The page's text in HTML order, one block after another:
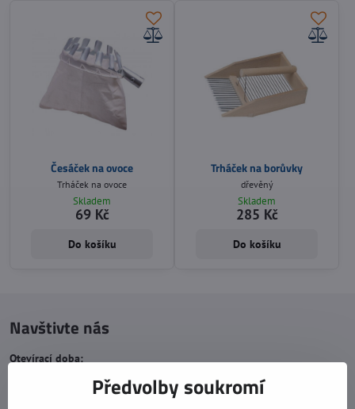
Česáček na ovoce
Trháček na ovoce
Skladem
69 Kč
Do košíku
Trháček na borůvky
dřevěný
Skladem
285 Kč
Do košíku
Navštivte nás
Otevírací doba:
pondělí: 8:00 - 16:00Předvolby soukromí